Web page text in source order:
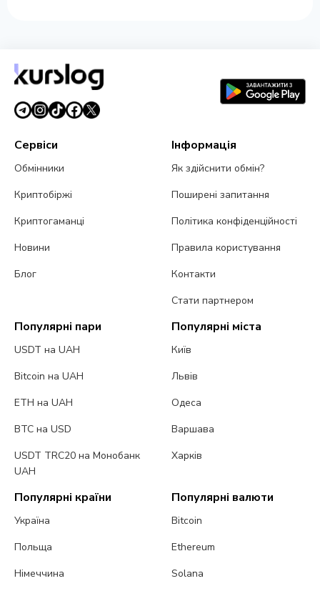
Сервіси
Обмінники
Криптобіржі
Криптогаманці
Новини
Блог
Інформація
Як здійснити обмін?
Поширені запитання
Політика конфіденційності
Правила користування
Контакти
Стати партнером
Популярні пари
USDT на UAH
Bitcoin на UAH
ETH на UAH
BTC на USD
USDT TRC20 на Монобанк
UAH
Популярні міста
Київ
Львів
Одеса
Варшава
Харків
Популярні країни
Україна
Польща
Німеччина
Популярні валюти
Bitcoin
Ethereum
Solana